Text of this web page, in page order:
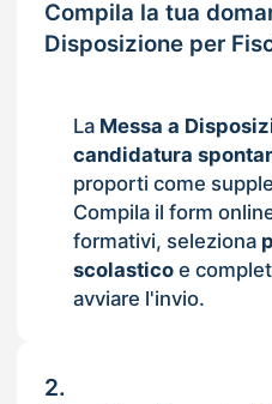
Compila la tua
Disposizione per
La Messa a
candidatura
proporti come
Compila il form
formativi, seleziona
scolasticoe
avviare l'invio.
2.